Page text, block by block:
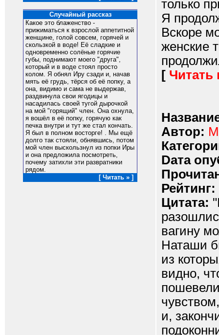
Случайный рассказ
Какое это блаженство -
прижиматься к взрослой аппетитной
женщине, голой совсем, горячей и
скользкой в воде! Её сладкие и
одновременно солёные горячие
губы, поднимают моего "друга",
который и в воде стоял просто
колом. Я обнял Иру сзади и, начав
мять её грудь, тёрся об её попку, а
она, видимо и сама не выдержав,
раздвинула свои ягодицы и
насадилась своей тугой дырочкой
на мой "горящий" член. Она охнула,
я вошёл в её попку, горячую как
печка внутри и тут же стал кончать.
Я был в полном восторге! . Мы ещё
долго так стояли, обнявшись, потом
мой член выскользнул из попки Иры
и она предложила посмотреть,
почему затихли эти развратники
рядом.
[ Читать » ]
только
Я
Вскоре
женские
[ Читать
Автор:
Dата
Рейтинг:
Цитата:
вагину
Наташи
из
видно,
и,